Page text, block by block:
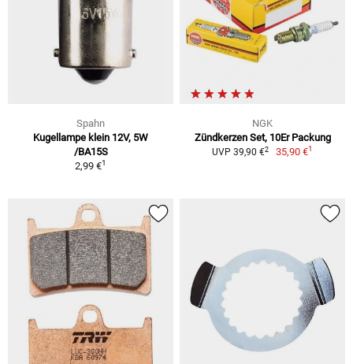
Spahn
Kugellampe klein 12V, 5W
/BA15S
2,99 €1
NGK
Zündkerzen Set, 10Er Packung
UVP 39,90 €2 35,90 €1